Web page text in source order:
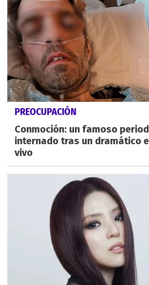
PREOCUPACIÓN
Conmoción: un famoso
internado tras un dramático
vivo